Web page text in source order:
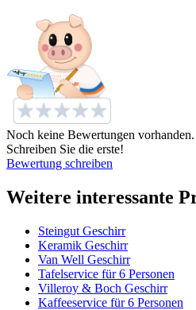
Noch keine Bewertungen vorhanden.
Schreiben Sie die erste!
Bewertung schreiben
Weitere interessante
Steingut Geschirr
Keramik Geschirr
Van Well Geschirr
Tafelservice für 6 Personen
Villeroy & Boch Geschirr
Kaffeeservice für 6 Personen